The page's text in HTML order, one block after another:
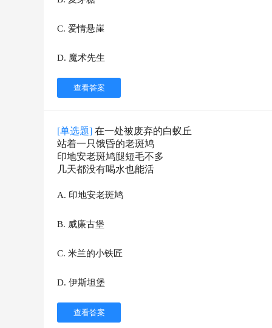
C. 爱情悬崖
D. 魔术先生
查看答案
[单选题] 在一处被废弃的白蚁丘
站着一只饿昏的老斑鸠
印地安老斑鸠腿短毛不多
几天都没有喝水也能活
A. 印地安老斑鸠
B. 威廉古堡
C. 米兰的小铁匠
D. 伊斯坦堡
查看答案